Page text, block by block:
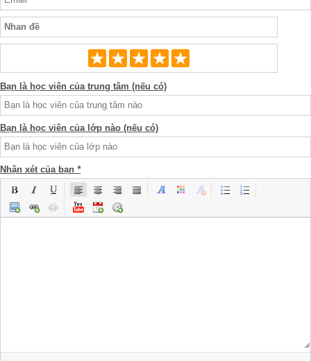
Bạn là học viên của trung tâm (nếu có)
Bạn là học viên của lớp nào (nếu có)
Nhận xét của bạn *